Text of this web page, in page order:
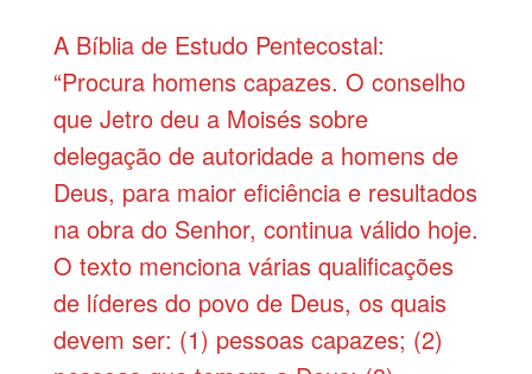
A Bíblia de Estudo Pentecostal:
“Procura homens capazes. O conselho
que Jetro deu a Moisés sobre
delegação de autoridade a homens de
Deus, para maior eficiência e resultados
na obra do Senhor, continua válido hoje.
O texto menciona várias qualificações
de líderes do povo de Deus, os quais
devem ser: (1) pessoas capazes; (2)